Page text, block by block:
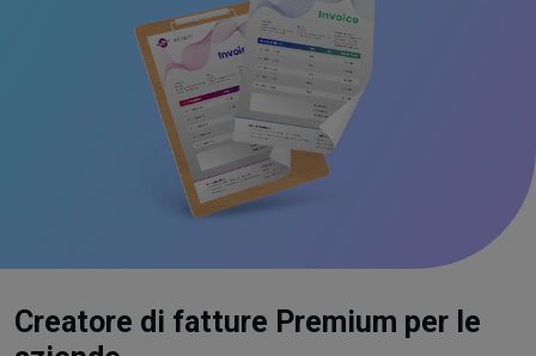
Creatore di fatture Premium per le